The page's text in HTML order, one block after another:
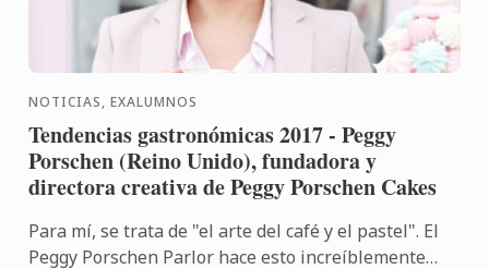
NOTICIAS, EXALUMNOS
Tendencias gastronómicas 2017 - Peggy
Porschen (Reino Unido), fundadora y
directora creativa de Peggy Porschen Cakes
Para mí, se trata de "el arte del café y el pastel". El
Peggy Porschen Parlor hace esto increíblemente